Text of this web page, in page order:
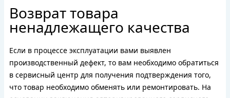
Возврат товара
ненадлежащего качества
Если в процессе эксплуатации вами выявлен
производственный дефект, то вам необходимо обратиться
в сервисный центр для получения подтверждения того,
что товар необходимо обменять или ремонтировать. На